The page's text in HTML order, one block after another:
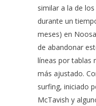
similar a la de
durante un
meses) en
de abandonar
líneas por tablas
más ajustado.
surfing, iniciado
McTavish y